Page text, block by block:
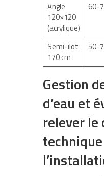
Angle
120×120
(acrylique)
60-
Semi-ilot
170 cm
50-
Gestion
d’eau et
relever le